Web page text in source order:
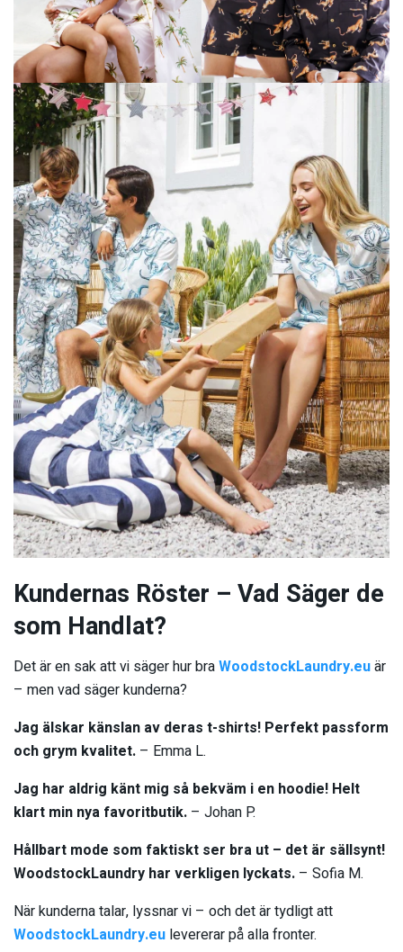
Kundernas Röster – Vad Säger de
som Handlat?
Det är en sak att vi säger hur braWoodstockLaundry.euär
– men vad säger kunderna?
Jag älskar känslan av deras t-shirts! Perfekt passform
och grym kvalitet. – Emma L.
Jag har aldrig känt mig så bekväm i en hoodie! Helt
klart min nya favoritbutik. – Johan P.
Hållbart mode som faktiskt ser bra ut – det är sällsynt!
WoodstockLaundry har verkligen lyckats. – Sofia M.
När kunderna talar, lyssnar vi – och det är tydligt att
WoodstockLaundry.eu levererar på alla fronter.